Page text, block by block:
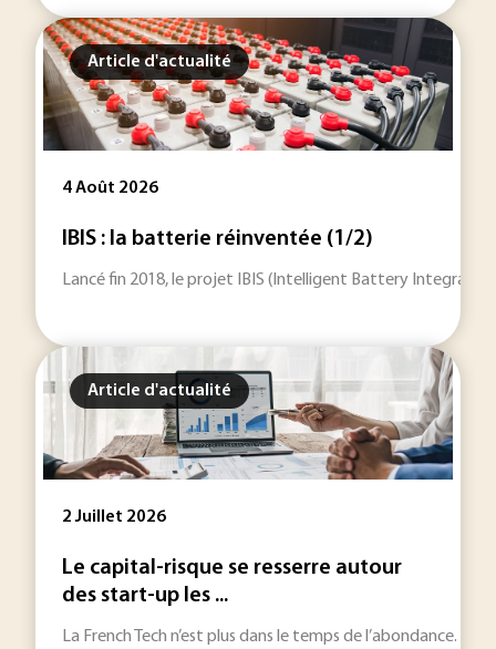
Article d'actualité
4 Août 2026
IBIS : la batterie réinventée (1/2)
Lancé fin 2018, le projet IBIS (Intelligent Battery
Article d'actualité
2 Juillet 2026
Le capital-risque se resserre autour
des start-up les ...
La French Tech n’est plus dans le temps de l’abondance.